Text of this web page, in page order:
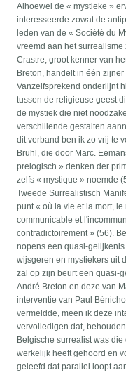
Alhoewel de « mystieke »
interesseerde zowat de
leden van de « Société du
vreemd aan het
Crastre, groot kenner van
Breton, handelt in één
Vanzelfsprekend onderlijnt
tussen de religieuse geest
de mystiek die niet
verschillende gestalten
dit verband ben ik zo vrij te
Bruhl, die door Marc.
prelogisch » denken der
zelfs « mystique » noemde
Tweede Surrealistisch
punt « où la vie et la mort,
communicable et
contradictoirement » (56).
nopens een quasi-
wijsgeren en mystiekers uit
zal op zijn beurt een quasi-
André Breton en deze van
interventie van Paul
vermeldde, meen ik deze
vervolledigen dat,
Belgische surrealist was
werkelijk heeft gehoord en
geleefd dat parallel loopt